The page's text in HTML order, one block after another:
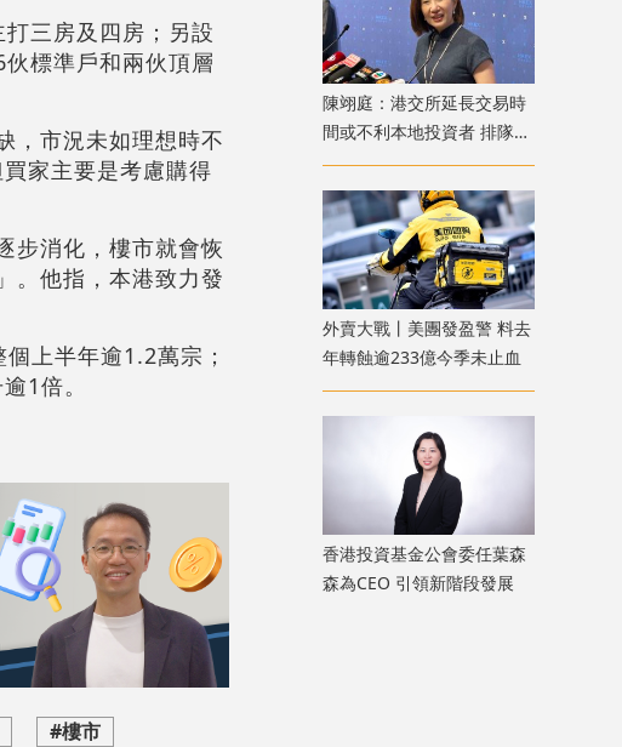
三房及四房；另設
標準戶和兩伙頂層
，市況未如理想時不
家主要是考慮購得
步消化，樓市就會恢
。他指，本港致力發
上半年逾1.2萬宗；
1倍。
#樓市
陳翊庭：港交所延長交易時
間或不利本地投資者 排隊上
市公司數量創新高
外賣大戰丨美團發盈警 料去
年轉蝕逾233億今季未止血
香港投資基金公會委任葉森
森為CEO 引領新階段發展